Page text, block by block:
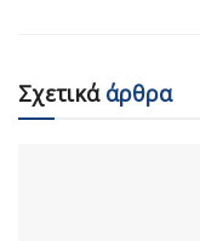
Σχετικάάρθρα